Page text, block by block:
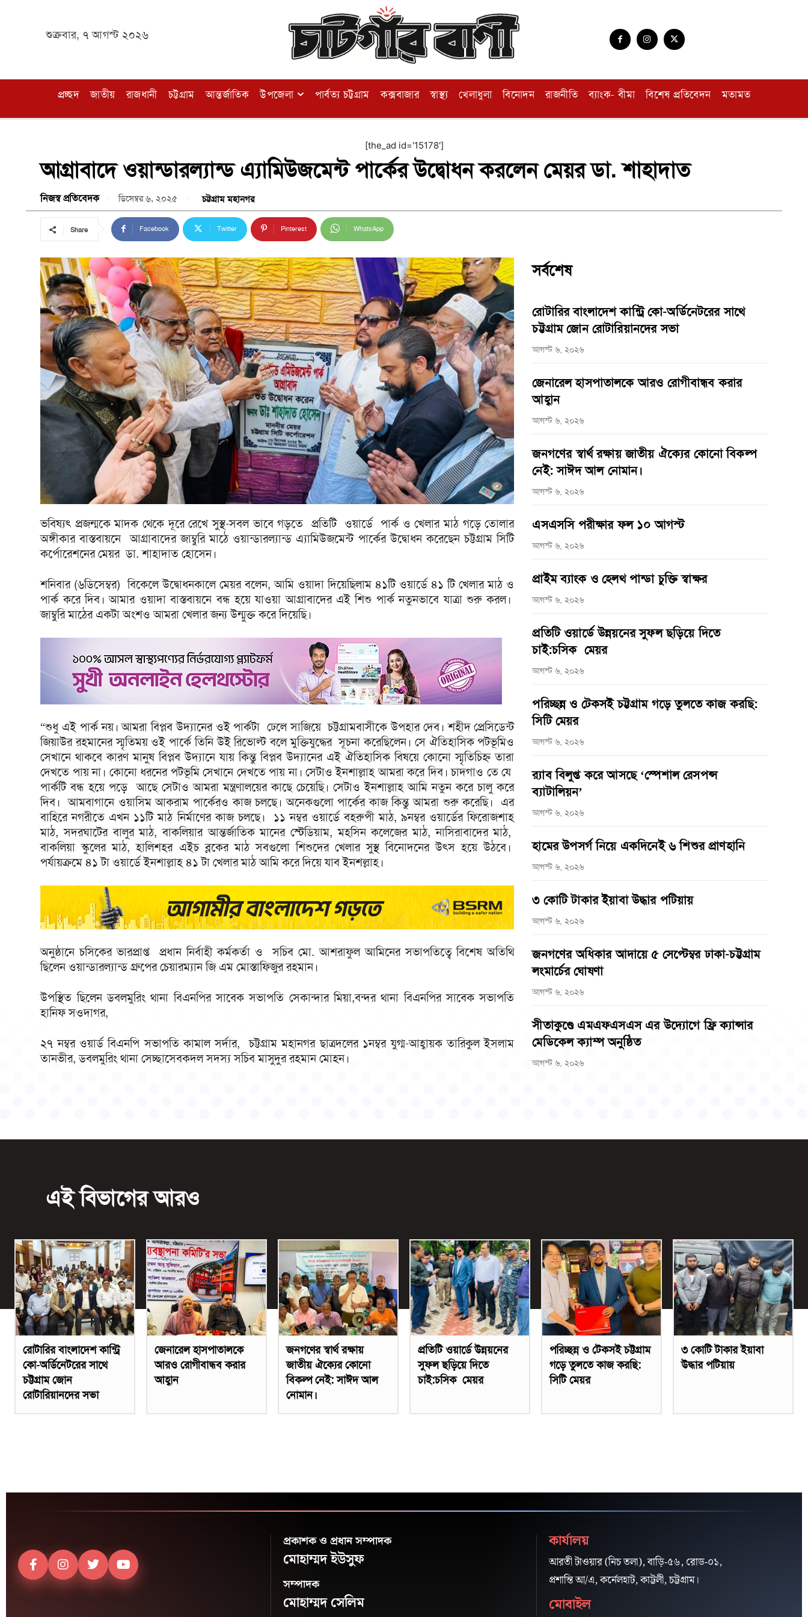
শুক্রবার, ৭ আগস্ট ২০২৬
প্রচ্ছদ জাতীয় রাজধানী চট্টগ্রাম আন্তর্জাতিক উপজেলা পার্বত্য চট্টগ্রাম কক্সবাজার স্বাস্থ্য খেলাধুলা বিনোদন রাজনীতি ব্যাংক- বীমা বিশেষ প্রতিবেদন মতামত
[the_ad id='15178']
আগ্রাবাদে ওয়ান্ডারল্যান্ড এ্যামিউজমেন্ট পার্কের উদ্বোধন করলেন মেয়র ডা. শাহাদাত
নিজস্ব প্রতিবেদক ডিসেম্বর ৬, ২০২৫ চট্টগ্রাম মহানগর
Share Facebook Twitter Pinterest WhatsApp
ভবিষ্যৎ প্রজন্মকে মাদক থেকে দূরে রেখে সুস্থ-সবল ভাবে গড়তে প্রতিটি ওয়ার্ডে পার্ক ও খেলার মাঠ গড়ে তোলার
অঙ্গীকার বাস্তবায়নে আগ্রাবাদের জাম্বুরি মাঠে ওয়ান্ডারল্যান্ড এ্যামিউজমেন্ট পার্কের উদ্বোধন করেছেন চট্টগ্রাম সিটি
কর্পোরেশনের মেয়র ডা. শাহাদাত হোসেন।
শনিবার (৬ডিসেম্বর) বিকেলে উদ্বোধনকালে মেয়র বলেন, আমি ওয়াদা দিয়েছিলাম ৪১টি ওয়ার্ডে ৪১ টি খেলার মাঠ ও
পার্ক করে দিব। আমার ওয়াদা বাস্তবায়নে বন্ধ হয়ে যাওয়া আগ্রাবাদের এই ‍শিশু পার্ক নতুনভাবে যাত্রা শুরু করল।
জাম্বুরি মাঠের একটা অংশও আমরা খেলার জন্য উন্মুক্ত করে দিয়েছি।
“শুধু এই পার্ক নয়। আমরা বিপ্লব উদ্যানের ওই পার্কটা ঢেলে সাজিয়ে চট্টগ্রামবাসীকে উপহার দেব। শহীদ প্রেসিডেন্ট
জিয়াউর রহমানের স্মৃতিময় ওই পার্কে তিনি উই রিভোল্ট বলে মুক্তিযুদ্ধের সূচনা করেছিলেন। সে ঐতিহাসিক পটভূমিও
সেখানে থাকবে কারণ মানুষ বিপ্লব উদ্যানে যায় কিন্তু বিপ্লব উদ্যানের এই ঐতিহাসিক বিষয়ে কোনো স্মৃতিচিহ্ন তারা
দেখতে পায় না। কোনো ধরনের পটভূমি সেখানে দেখতে পায় না। সেটাও ইনশাল্লাহ আমরা করে দিব। চাদগাও তে যে
পার্কটি বন্ধ হয়ে পড়ে আছে সেটাও আমরা মন্ত্রণালয়ের কাছে চেয়েছি। সেটাও ইনশাল্লাহ আমি নতুন করে চালু করে
দিব। আমবাগানে ওয়াসিম আকরাম পার্কেরও কাজ চলছে। অনেকগুলো পার্কের কাজ কিন্তু আমরা শুরু করেছি। এর
বাহিরে নগরীতে এখন ১১টি মাঠ নির্মাণের কাজ চলছে। ১১ নম্বর ওয়ার্ডে বহরুপী মাঠ, ৯নম্বর ওয়ার্ডের ফিরোজশাহ
মাঠ, সদরঘাটের বালুর মাঠ, বাকলিয়ার আন্তর্জাতিক মানের স্টেডিয়াম, মহসিন কলেজের মাঠ, নাসিরাবাদের মাঠ,
বাকলিয়া স্কুলের মাঠ, হালিশহর এইচ ব্লকের মাঠ সবগুলো শিশুদের খেলার সুস্থ বিনোদনের উৎস হয়ে উঠবে।
পর্যায়ক্রমে ৪১ টা ওয়ার্ডে ইনশাল্লাহ ৪১ টা খেলার মাঠ আমি করে দিয়ে যাব ইনশল্লাহ।
অনুষ্ঠানে চসিকের ভারপ্রাপ্ত প্রধান নির্বাহী কর্মকর্তা ও সচিব মো. আশরাফুল আমিনের সভাপতিত্বে বিশেষ অতিথি
ছিলেন ওয়ান্ডারল্যান্ড গ্রুপের চেয়ারম্যান জি এম মোস্তাফিজুর রহমান।
উপস্থিত ছিলেন ডবলমুরিং থানা বিএনপির সাবেক সভাপতি সেকান্দার মিয়া,বন্দর থানা বিএনপির সাবেক সভাপতি
হানিফ সওদাগর,
২৭ নম্বর ওয়ার্ড বিএনপি সভাপতি কামাল সর্দার, চট্টগ্রাম মহানগর ছাত্রদলের ১নম্বর যুগ্ম-আহ্বায়ক তারিকুল ইসলাম
তানভীর, ডবলমুরিং থানা সেচ্ছাসেবকদল সদস্য সচিব মাসুদুর রহমান মোহন।
সর্বশেষ
রোটারির বাংলাদেশ কান্ট্রি কো-অর্ডিনেটরের সাথে
চট্টগ্রাম জোন রোটারিয়ানদের সভা
আগস্ট ৬, ২০২৬
জেনারেল হাসপাতালকে আরও রোগীবান্ধব করার
আহ্বান
আগস্ট ৬, ২০২৬
জনগণের স্বার্থ রক্ষায় জাতীয় ঐক্যের কোনো বিকল্প
নেই: সাঈদ আল নোমান।
আগস্ট ৬, ২০২৬
এসএসসি পরীক্ষার ফল ১০ আগস্ট
আগস্ট ৬, ২০২৬
প্রাইম ব্যাংক ও হেলথ পান্ডা চুক্তি স্বাক্ষর
আগস্ট ৬, ২০২৬
প্রতিটি ওয়ার্ডে উন্নয়নের সুফল ছড়িয়ে দিতে
চাই:চসিক মেয়র
আগস্ট ৬, ২০২৬
পরিচ্ছন্ন ও টেকসই চট্টগ্রাম গড়ে তুলতে কাজ করছি:
সিটি মেয়র
আগস্ট ৬, ২০২৬
র‌্যাব বিলুপ্ত করে আসছে ‘স্পেশাল রেসপন্স
ব্যাটালিয়ন’
আগস্ট ৬, ২০২৬
হামের উপসর্গ নিয়ে একদিনেই ৬ শিশুর প্রাণহানি
আগস্ট ৬, ২০২৬
৩ কোটি টাকার ইয়াবা উদ্ধার পটিয়ায়
আগস্ট ৬, ২০২৬
জনগণের অধিকার আদায়ে ৫ সেপ্টেম্বর ঢাকা-চট্টগ্রাম
লংমার্চের ঘোষণা
আগস্ট ৬, ২০২৬
সীতাকুণ্ডে এমএফএসএস এর উদ্যোগে ফ্রি ক্যান্সার
মেডিকেল ক্যাম্প অনুষ্ঠিত
আগস্ট ৬, ২০২৬
এই বিভাগের আরও
রোটারির বাংলাদেশ কান্ট্রি
কো-অর্ডিনেটরের সাথে
চট্টগ্রাম জোন
রোটারিয়ানদের সভা
জেনারেল হাসপাতালকে
আরও রোগীবান্ধব করার
আহ্বান
জনগণের স্বার্থ রক্ষায়
জাতীয় ঐক্যের কোনো
বিকল্প নেই: সাঈদ আল
নোমান।
প্রতিটি ওয়ার্ডে উন্নয়নের
সুফল ছড়িয়ে দিতে
চাই:চসিক মেয়র
পরিচ্ছন্ন ও টেকসই চট্টগ্রাম
গড়ে তুলতে কাজ করছি:
সিটি মেয়র
৩ কোটি টাকার ইয়াবা
উদ্ধার পটিয়ায়
প্রকাশক ও প্রধান সম্পাদক
মোহাম্মদ ইউসুফ
সম্পাদক
মোহাম্মদ সেলিম
কার্যালয়
আরতী টাওয়ার (নিচ তলা), বাড়ি-৫৬, রোড-০১,
প্রশান্তি আ/এ, কর্নেলহাট, কাট্টলী, চট্টগ্রাম।
মোবাইল